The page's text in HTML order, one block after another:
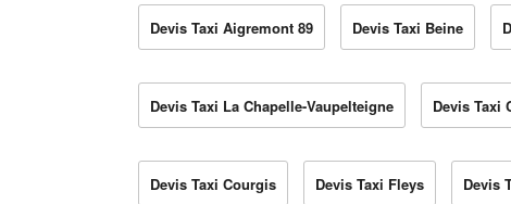
Devis Taxi Aigremont 89 Devis Taxi Beine
Devis Taxi La Chapelle-Vaupelteigne Devis Taxi
Devis Taxi Courgis Devis Taxi Fleys Devis